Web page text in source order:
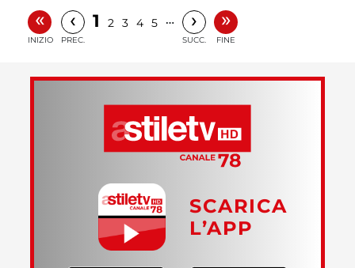
«
INIZIO
‹
PREC.
1 2 3 4 5 … ›
SUCC.
»
FINE
SCARICA
L’APP